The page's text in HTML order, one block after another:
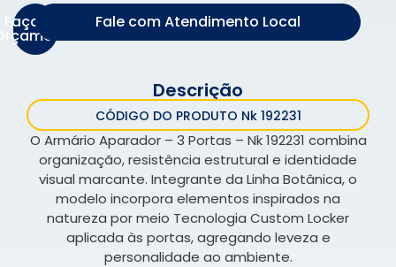
Faça um Fale com Atendimento Local
Descrição
CÓDIGO DO PRODUTO Nk 192231
O Armário Aparador – 3 Portas – Nk 192231 combina
organização, resistência estrutural e identidade
visual marcante. Integrante da Linha Botânica, o
modelo incorpora elementos inspirados na
natureza por meio Tecnologia Custom Locker
aplicada às portas, agregando leveza e
personalidade ao ambiente.